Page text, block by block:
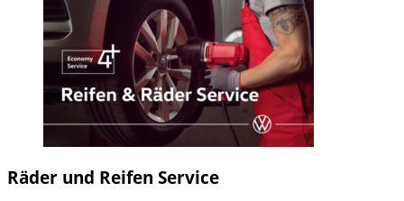
Räder und Reifen Service